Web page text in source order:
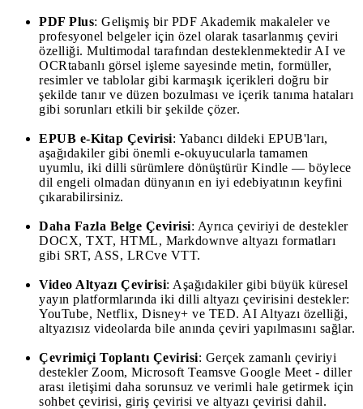
PDF Plus: Gelişmiş bir PDF Akademik makaleler ve
profesyonel belgeler için özel olarak tasarlanmış çeviri
özelliği. Multimodal tarafından desteklenmektedir AI ve
OCRtabanlı görsel işleme sayesinde metin, formüller,
resimler ve tablolar gibi karmaşık içerikleri doğru bir
şekilde tanır ve düzen bozulması ve içerik tanıma hataları
gibi sorunları etkili bir şekilde çözer.
EPUB e-Kitap Çevirisi: Yabancı dildeki EPUB'ları,
aşağıdakiler gibi önemli e-okuyucularla tamamen
uyumlu, iki dilli sürümlere dönüştürür Kindle — böylece
dil engeli olmadan dünyanın en iyi edebiyatının keyfini
çıkarabilirsiniz.
Daha Fazla Belge Çevirisi: Ayrıca çeviriyi de destekler
DOCX, TXT, HTML, Markdownve altyazı formatları
gibi SRT, ASS, LRCve VTT.
Video Altyazı Çevirisi: Aşağıdakiler gibi büyük küresel
yayın platformlarında iki dilli altyazı çevirisini destekler:
YouTube, Netflix, Disney+ ve TED. AI Altyazı özelliği,
altyazısız videolarda bile anında çeviri yapılmasını sağlar.
Çevrimiçi Toplantı Çevirisi: Gerçek zamanlı çeviriyi
destekler Zoom, Microsoft Teamsve Google Meet - diller
arası iletişimi daha sorunsuz ve verimli hale getirmek için
sohbet çevirisi, giriş çevirisi ve altyazı çevirisi dahil.